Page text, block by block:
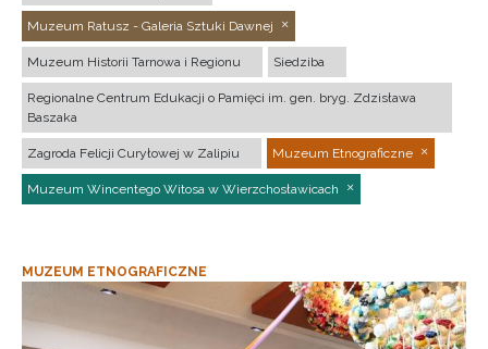
Muzeum Ratusz - Galeria Sztuki Dawnej
Muzeum Historii Tarnowa i Regionu Siedziba
Regionalne Centrum Edukacji o Pamięci im. gen. bryg. Zdzisława
Baszaka
Zagroda Felicji Curyłowej w Zalipiu Muzeum Etnograficzne
Muzeum Wincentego Witosa w Wierzchosławicach
MUZEUM ETNOGRAFICZNE